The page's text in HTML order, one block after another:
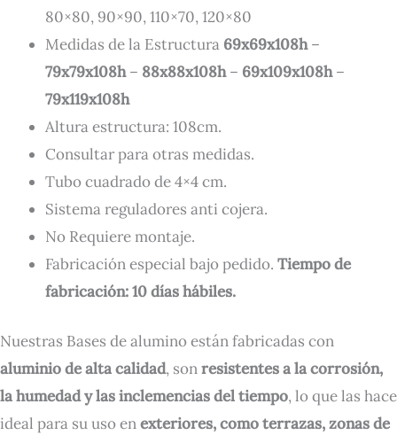
80×80, 90×90, 110×70, 120×80
Medidas de la Estructura 69x69x108h–
79x79x108h– 88x88x108h– 69x109x108h–
79x119x108h
Altura estructura: 108cm.
Consultar para otras medidas.
Tubo cuadrado de 4×4 cm.
Sistema reguladores anti cojera.
No Requiere montaje.
Fabricación especial bajo pedido. Tiempo de
fabricación: 10 días hábiles.
Nuestras Bases de alumino están fabricadas con
aluminio de alta calidad, sonresistentes a la corrosión,
la humedad y las inclemencias del tiempo, lo que las hace
ideal para su uso enexteriores, como terrazas, zonas de